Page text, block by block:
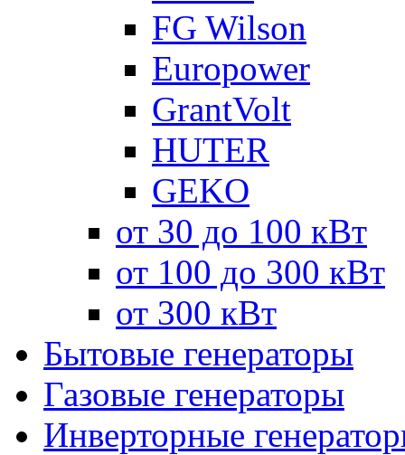
FG Wilson
Europower
GrantVolt
HUTER
GEKO
от 30 до 100 кВт
от 100 до 300 кВт
от 300 кВт
Бытовые генераторы
Газовые генераторы
Инверторные